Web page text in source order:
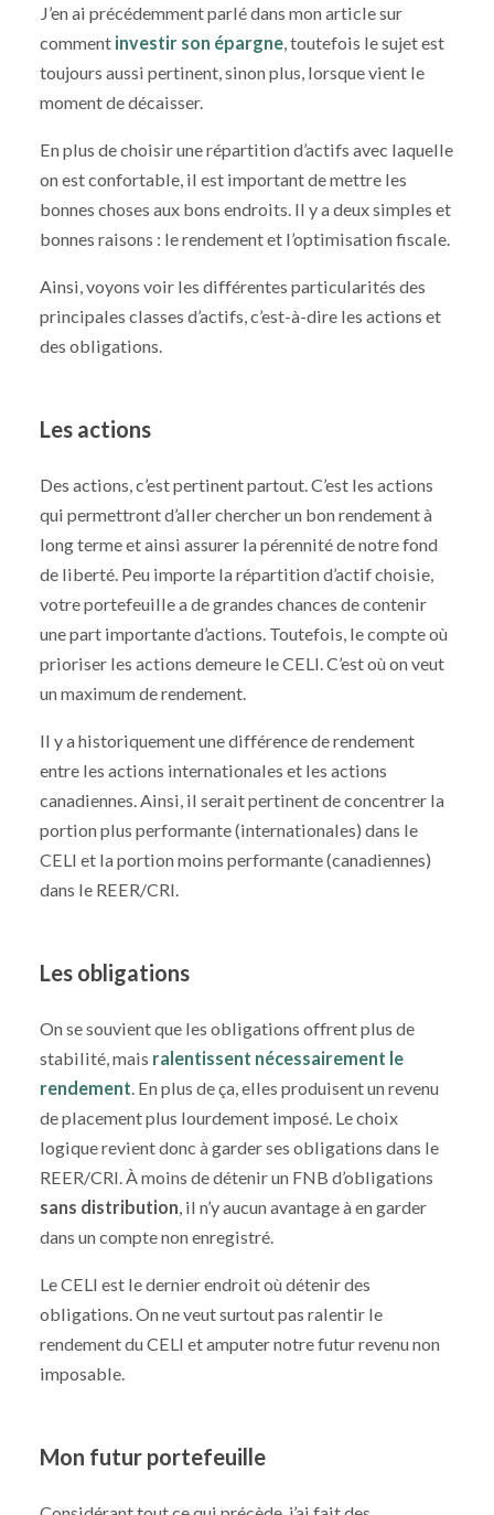
J’en ai précédemment parlé dans mon article sur
comment investir son épargne, toutefois le sujet est
toujours aussi pertinent, sinon plus, lorsque vient le
moment de décaisser.
En plus de choisir une répartition d’actifs avec laquelle
on est confortable, il est important de mettre les
bonnes choses aux bons endroits. Il y a deux simples et
bonnes raisons : le rendement et l’optimisation fiscale.
Ainsi, voyons voir les différentes particularités des
principales classes d’actifs, c’est-à-dire les actions et
des obligations.
Les actions
Des actions, c’est pertinent partout. C’est les actions
qui permettront d’aller chercher un bon rendement à
long terme et ainsi assurer la pérennité de notre fond
de liberté. Peu importe la répartition d’actif choisie,
votre portefeuille a de grandes chances de contenir
une part importante d’actions. Toutefois, le compte où
prioriser les actions demeure le CELI. C’est où on veut
un maximum de rendement.
Il y a historiquement une différence de rendement
entre les actions internationales et les actions
canadiennes. Ainsi, il serait pertinent de concentrer la
portion plus performante (internationales) dans le
CELI et la portion moins performante (canadiennes)
dans le REER/CRI.
Les obligations
On se souvient que les obligations offrent plus de
stabilité, mais ralentissent nécessairement le
rendement. En plus de ça, elles produisent un revenu
de placement plus lourdement imposé. Le choix
logique revient donc à garder ses obligations dans le
REER/CRI. À moins de détenir un FNB d’obligations
sans distribution, il n’y aucun avantage à en garder
dans un compte non enregistré.
Le CELI est le dernier endroit où détenir des
obligations. On ne veut surtout pas ralentir le
rendement du CELI et amputer notre futur revenu non
imposable.
Mon futur portefeuille